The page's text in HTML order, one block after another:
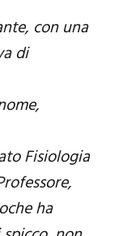
con una
di
Fisiologia
ha